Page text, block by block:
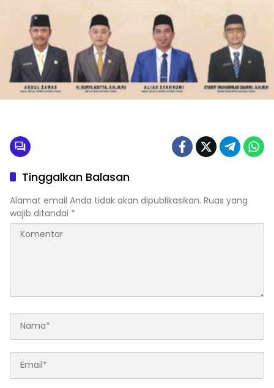
Tinggalkan Balasan
Alamat email Anda tidak akan dipublikasikan. Ruas yang
wajib ditandai *